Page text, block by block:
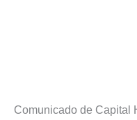
Comunicado de Capital